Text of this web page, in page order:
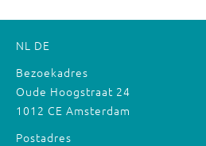
NL DE
Bezoekadres
Oude Hoogstraat 24
1012 CE Amsterdam
Postadres